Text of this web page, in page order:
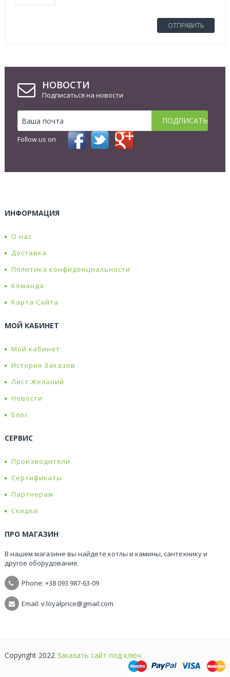
ОТПРАВИТЬ
НОВОСТИ
Подписаться на новости
Follow us on
ИНФОРМАЦИЯ
О нас
Доставка
Политика конфиденциальности
Команда
Карта Сайта
МОЙ КАБИНЕТ
Мой кабинет
История Заказов
Лист Желаний
Новости
Блог
СЕРВИС
Производители
Сертификаты
Партнерам
Скидки
ПРО МАГАЗИН
В нашем магазине вы найдете котлы и камины, сантехнику и
другое оборудование.
Phone: +38093 987-63-09
Email: v.loyalprice@gmail.com
Copyright 2022 Заказать сайт под ключ.